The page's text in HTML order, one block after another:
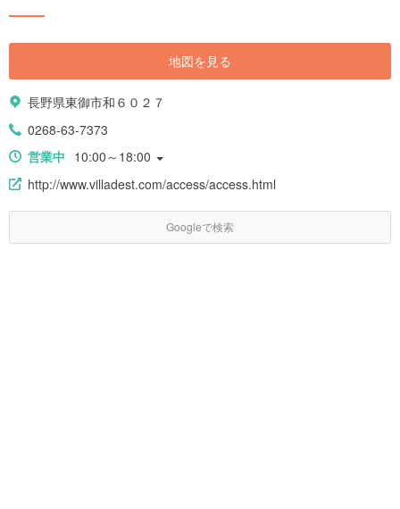
地図を見る
長野県東御市和６０２７
0268-63-7373
営業中 10:00～18:00
http://www.villadest.com/access/access.html
Googleで検索